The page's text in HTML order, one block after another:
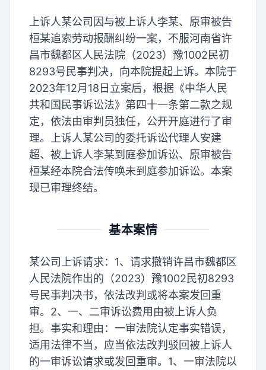
上诉人某公司因与被上诉人李某、原审被告
桓某追索劳动报酬纠纷一案，不服河南省许
昌市魏都区人民法院（2023）豫1002民初
8293号民事判决，向本院提起上诉。本院于
2023年12月18日立案后，根据《中华人民
共和国民事诉讼法》第四十一条第二款之规
定，依法由审判员独任，公开开庭进行了审
理。上诉人某公司的委托诉讼代理人安建
超、被上诉人李某到庭参加诉讼、原审被告
桓某经本院合法传唤未到庭参加诉讼。本案
现已审理终结。
基本案情
某公司上诉请求：1、请求撤销许昌市魏都区
人民法院作出的（2023）豫1002民初8293
号民事判决书，依法改判或将本案发回重
审。2、一、二审诉讼费用由被上诉人负
担。事实和理由：一审法院认定事实错误，
适用法律不当，应当依法改判驳回被上诉人
的一审诉讼请求或发回重审。1、一审法院以